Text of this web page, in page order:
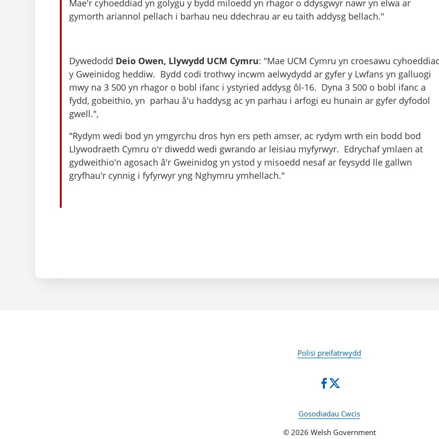
Mae'r cyhoeddiad yn golygu y bydd miloedd yn rhagor o ddysgwyr nawr yn elwa ar
gymorth ariannol pellach i barhau neu ddechrau ar eu taith addysg bellach."
Dywedodd Deio Owen, Llywydd UCM Cymru: "Mae UCM Cymru yn croesawu
y Gweinidog heddiw. Bydd codi trothwy incwm aelwydydd ar gyfer y Lwfans yn galluogi
mwy na 3 500 yn rhagor o bobl ifanc i ystyried addysg ôl-16. Dyna 3 500 o bobl ifanc a
fydd, gobeithio, yn parhau â'u haddysg ac yn parhau i arfogi eu hunain ar gyfer dyfodol
gwell.",
"Rydym wedi bod yn ymgyrchu dros hyn ers peth amser, ac rydym wrth ein bodd bod
Llywodraeth Cymru o'r diwedd wedi gwrando ar leisiau myfyrwyr. Edrychaf ymlaen at
gydweithio'n agosach â'r Gweinidog yn ystod y misoedd nesaf ar feysydd lle gallwn
gryfhau'r cynnig i fyfyrwyr yng Nghymru ymhellach."
Polisi preifatrwydd
Gosodiadau Cwcis
© 2026 Welsh Government